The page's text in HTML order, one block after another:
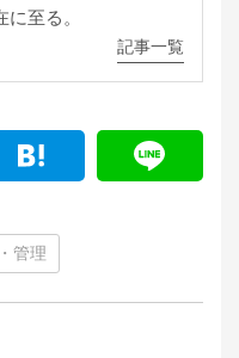
至る。
記事一覧
管理